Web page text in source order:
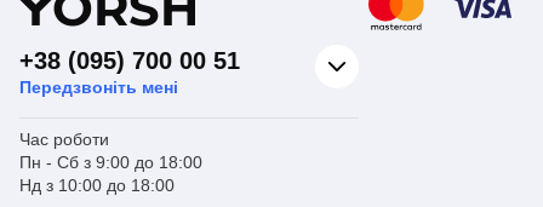
+38 (095) 700 00 51
Передзвоніть мені
Час роботи
Пн - Сб з 9:00 до 18:00
Нд з 10:00 до 18:00